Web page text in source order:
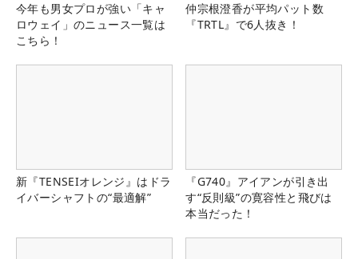
今年も男女プロが強い「キャ
ロウェイ」のニュース一覧は
こちら！
仲宗根澄香が平均パット数
『TRTL』で6人抜き！
新『TENSEIオレンジ』はドラ
イバーシャフトの“最適解”
『G740』アイアンが引き出
す“反則級”の寛容性と飛びは
本当だった！